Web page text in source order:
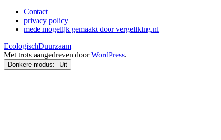
Contact
privacy policy
mede mogelijk gemaakt door vergeliking.nl
EcologischDuurzaam
Met trots aangedreven doorWordPress.
Donkere modus: